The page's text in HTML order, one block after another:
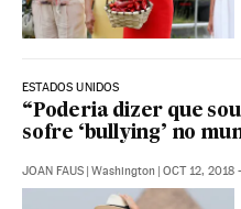
ESTADOS UNIDOS
“Poderia dizer que
sofre ‘bullying’ no
JOAN FAUS | Washington | OCT 12, 2018